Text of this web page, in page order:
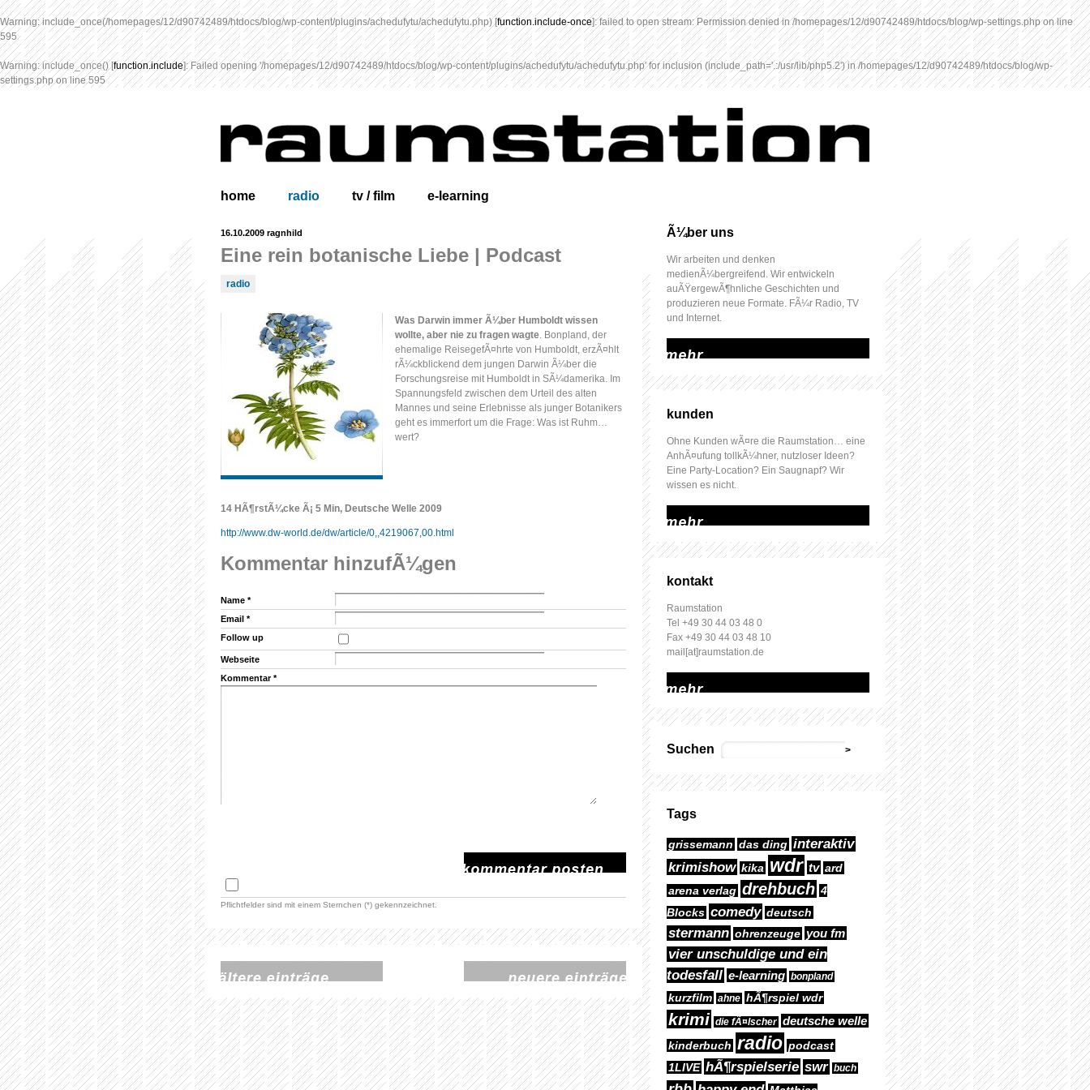
Warning: include_once(/homepages/12/d90742489/htdocs/blog/wp-content/plugins/achedufytu/achedufytu.php) [function.include-once]: failed to open stream: Permission denied in/homepages/12/d90742489/htdocs/blog/wp-settings.phpon line
595
Warning: include_once() [function.include]: Failed opening '/homepages/12/d90742489/htdocs/blog/wp-content/plugins/achedufytu/achedufytu.php' for inclusion (include_path='.:/usr/lib/php5.2') in/homepages/12/d90742489/htdocs/blog/wp-
settings.phpon line595
home radio tv / film e-learning
16.10.2009 ragnhild
Eine rein botanische Liebe | Podcast
radio
Was Darwin immer Ã¼ber Humboldt wissen
wollte, aber nie zu fragen wagte. Bonpland, der
ehemalige ReisegefÃ¤hrte von Humboldt, erzÃ¤hlt
rÃ¼ckblickend dem jungen Darwin Ã¼ber die
Forschungsreise mit Humboldt in SÃ¼damerika. Im
Spannungsfeld zwischen dem Urteil des alten
Mannes und seine Erlebnisse als junger Botanikers
geht es immerfort um die Frage: Was ist Ruhm…
wert?
14 HÃ¶rstÃ¼cke Ã¡ 5 Min, Deutsche Welle 2009
http://www.dw-world.de/dw/article/0,,4219067,00.html
Kommentar hinzufÃ¼gen
Name *
Email *
Follow up
Webseite
Kommentar*
Pflichtfelder sind mit einem Sternchen (*) gekennzeichnet.
Ã¼ber uns
Wir arbeiten und denken
medienÃ¼bergreifend. Wir entwickeln
auÃŸergewÃ¶hnliche Geschichten und
produzieren neue Formate. FÃ¼r Radio, TV
und Internet.
kunden
Ohne Kunden wÃ¤re die Raumstation… eine
AnhÃ¤ufung tollkÃ¼hner, nutzloser Ideen?
Eine Party-Location? Ein Saugnapf? Wir
wissen es nicht.
kontakt
Raumstation
Tel +49 30 44 03 48 0
Fax +49 30 44 03 48 10
mail[at]raumstation.de
Suchen
Tags
grissemann das ding interaktiv
krimishow kika wdr tv ard
arena verlag drehbuch 4
Blocks comedy deutsch
stermann ohrenzeuge you fm
vier unschuldige und ein
todesfall e-learning bonpland
kurzfilm ahne hÃ¶rspiel wdr
krimi die fÃ¤lscher deutsche welle
kinderbuch radio podcast
1LIVE hÃ¶rspielserie swr buch